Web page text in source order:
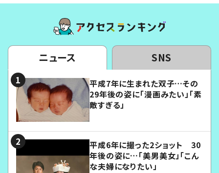
ニュース SNS
平成7年に生まれた双子…その
29年後の姿に「漫画みたい」「素
敵すぎる」
平成6年に撮った2ショット 30
年後の姿に…「美男美女」「こん
な夫婦になりたい」